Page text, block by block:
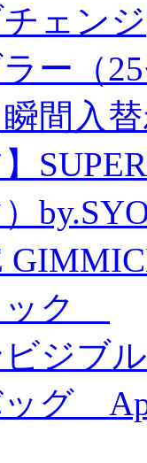
ェンジ
ー（
間入
】
ック
ジブ
グ